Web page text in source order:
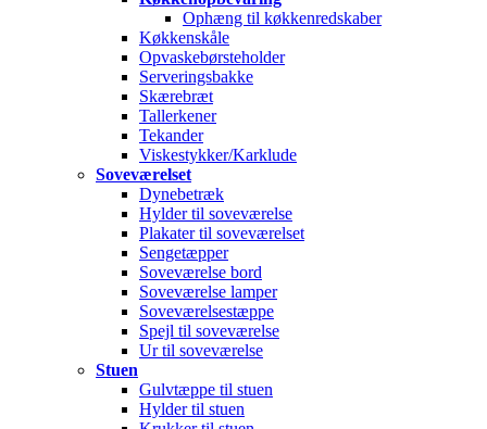
Ophæng til køkkenredskaber
Køkkenskåle
Opvaskebørsteholder
Serveringsbakke
Skærebræt
Tallerkener
Tekander
Viskestykker/Karklude
Soveværelset
Dynebetræk
Hylder til soveværelse
Plakater til soveværelset
Sengetæpper
Soveværelse bord
Soveværelse lamper
Soveværelsestæppe
Spejl til soveværelse
Ur til soveværelse
Stuen
Gulvtæppe til stuen
Hylder til stuen